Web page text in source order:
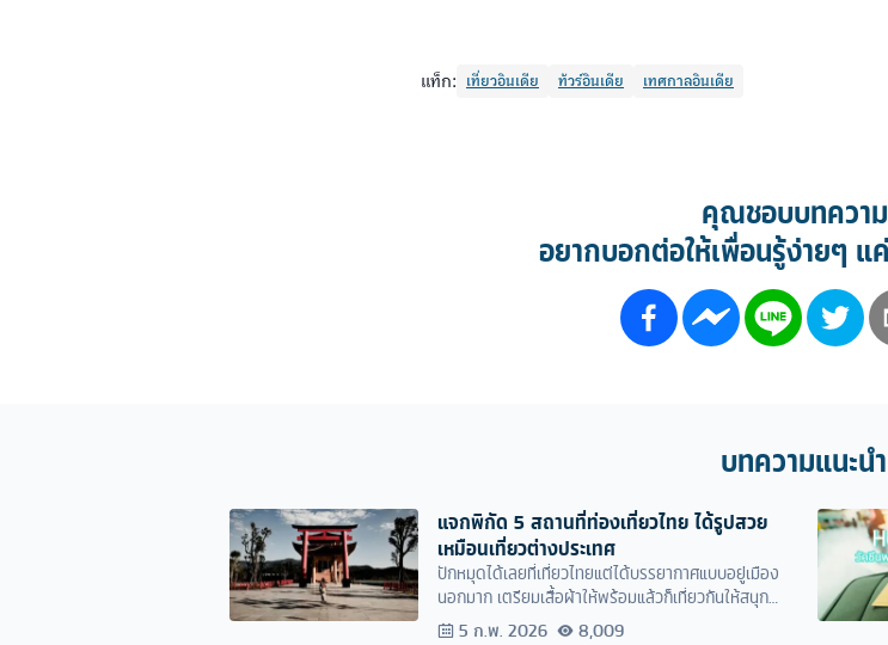
แท็ก: เที่ยวอินเดีย ทัวร์อินเดีย เทศกาลอินเดีย
คุณชอบบทควา
อยากบอกต่อให้เพื่อนรู้ง่ายๆ แ
บทความแนะนำ
แจกพิกัด 5 สถานที่ท่องเที่ยวไทย ได้รูปสวย
เหมือนเที่ยวต่างประเทศ
ปักหมุดได้เลยที่เที่ยวไทยแต่ได้บรรยากาศแบบอยู่เมือง
นอกมาก เตรียมเสื้อผ้าให้พร้อมแล้วก็เที่ยวกันให้สนุก
สุดๆ กันไปเลย
5 ก.พ. 2026 8,009